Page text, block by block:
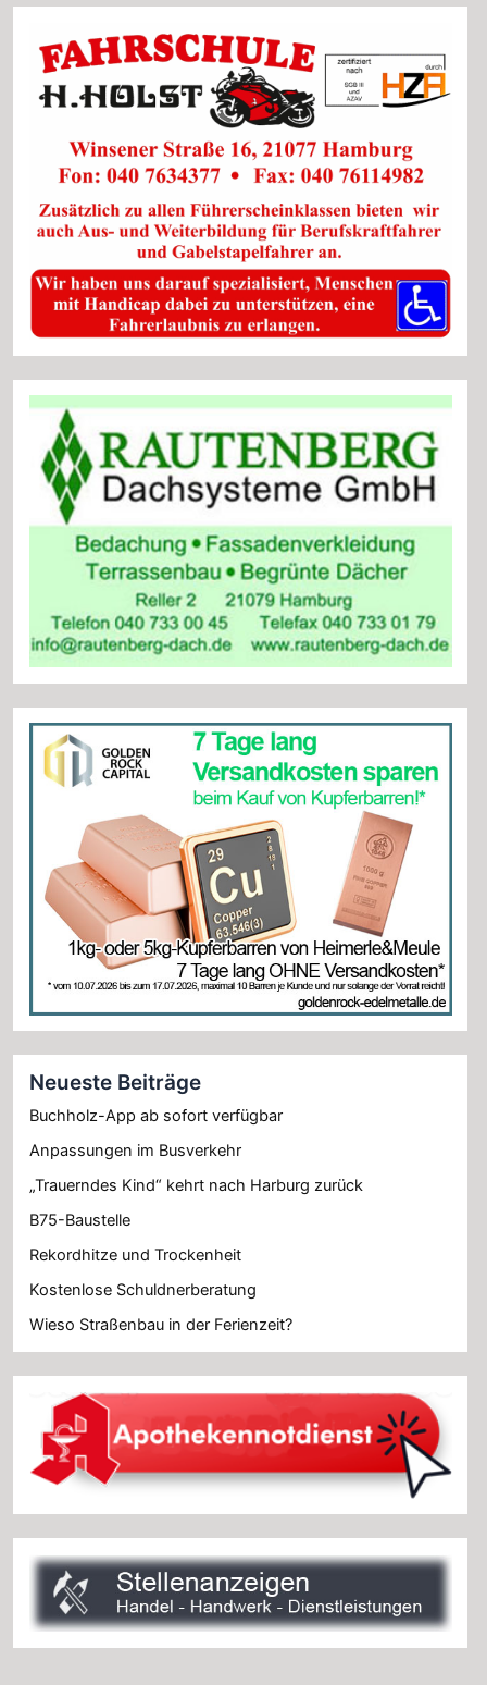
Neueste Beiträge
Buchholz-App ab sofort verfügbar
Anpassungen im Busverkehr
„Trauerndes Kind“ kehrt nach Harburg zurück
B75-Baustelle
Rekordhitze und Trockenheit
Kostenlose Schuldnerberatung
Wieso Straßenbau in der Ferienzeit?